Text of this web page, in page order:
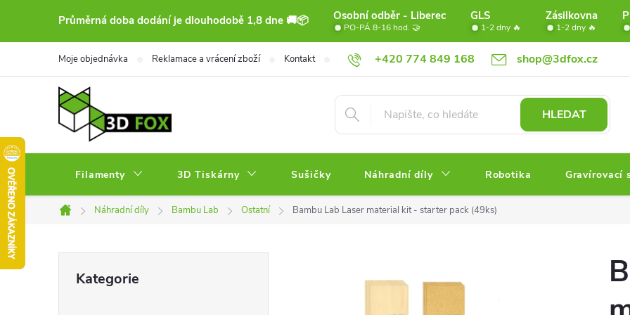
Průměrná doba dodání je dlouhodobě 1,8 dne 🚚📦 Osobní odběr - Liberec GLS Zásilkovna
PO-PÁ 8-16 hod. 🤝 1-2 dny 🔥 1-2 dny 🔥
+420 774 849 168 shop@3dfox.cz
Moje objednávka Reklamace a vrácení zboží Kontakt Doprava Věrnostní program FOX Partneři Obchodní
HLEDAT
Filamenty 3D Tiskárny Sušičky Náhradní díly Robotika Gravírovací
Domů
Náhradní díly Bambu Lab Ostatní Bambu Lab Laser material kit - starter pack (49ks)
kategorie
Kategorie